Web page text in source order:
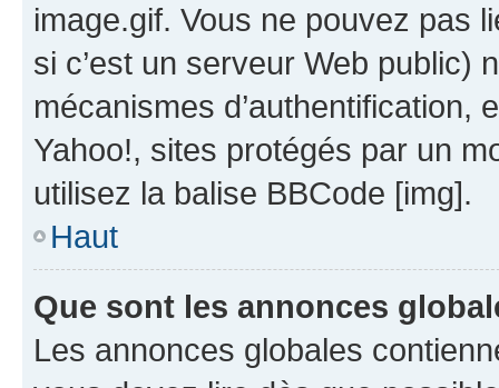
image.gif. Vous ne pouvez pas
si c’est un serveur Web public)
mécanismes d’authentification,
Yahoo!, sites protégés par un
utilisez la balise BBCode [img].
Haut
Que sont les annonces
Les annonces globales